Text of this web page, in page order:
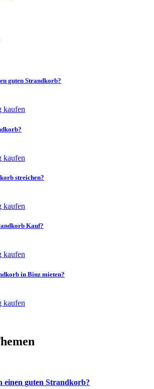
guten Strandkorb?
streichen?
Kauf?
in Binz mieten?
einen guten Strandkorb?